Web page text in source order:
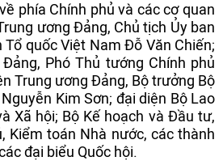
phía Chính phủ và các cơ quan
ương Đảng, Chủ tịch Ủy ban
quốc Việt Nam Đỗ Văn Chiến;
Phó Thủ tướng Chính phủ
Trung ương Đảng, Bộ trưởng Bộ
Kim Sơn; đại diện Bộ Lao
Xã hội; Bộ Kế hoạch và Đầu tư,
Kiểm toán Nhà nước, các thành
đại biểu Quốc hội.